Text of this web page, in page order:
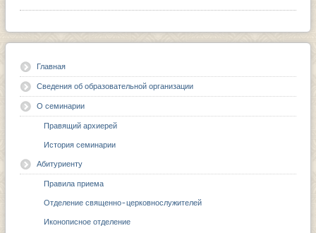
Главная
Сведения об образовательной организации
О семинарии
Правящий архиерей
История семинарии
Абитуриенту
Правила приема
Отделение священно-церковнослужителей
Иконописное отделение